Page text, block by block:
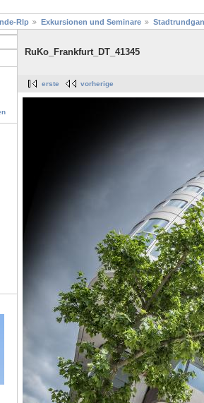
Rlp Exkursionen und Seminare
RuKo_Frankfurt_DT_41345
erste vorherige